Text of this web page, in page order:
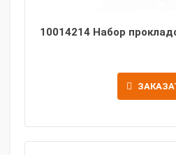
10014214 Набор